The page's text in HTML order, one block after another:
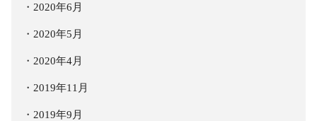
2020年6月
2020年5月
2020年4月
2019年11月
2019年9月